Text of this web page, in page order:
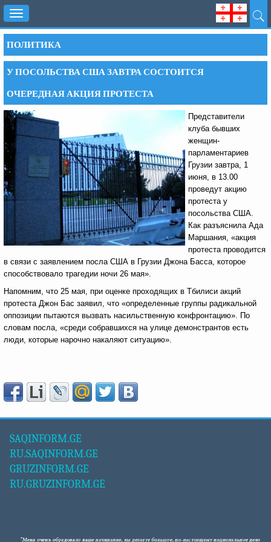
Toggle
navigation
ПОЛИТИКА
У ПОСОЛЬСТВА США ЗАВТРА СОСТОИТСЯ
ОЧЕРЕДНАЯ АКЦИЯ ПРОТЕСТА
Представители
клуба бывших
женщин-
парламентариев
Грузии завтра, 1
июня, в 13.00
проведут акцию
протеста у
посольства США.
Как разъяснила Ада
Маршания, «акция
протеста проводится
в связи с заявлением посла США в Грузии Джона Басса, которое
способствовало трагедии ночи 26 мая».
Напомним, что 25 мая, при оценке проходящих в Тбилиси акций
протеста Джон Бас заявил, что «определенные группы радикальной
оппозиции пытаются вызвать насильственную конфронтацию». По
словам посла, «среди собравшихся на улице демонстрантов есть
люди, которые нарочно накаляют ситуацию».
SAQINFORM.GE
RU.SAQINFORM.GE
GRUZINFORM.GE
RU.GRUZINFORM.GE